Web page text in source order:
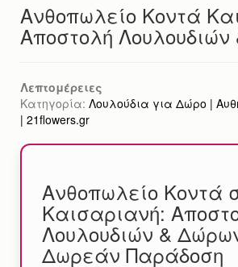
Ανθοπωλείο Κοντά
Αποστολή
Λεπτομέρειες
Κατηγορία: Λουλούδια για Δώρο |
| 21flowers.gr
Ανθοπωλείο Κοντά
Καισαριανή:
Λουλουδιών &
Δωρεάν Παράδοση